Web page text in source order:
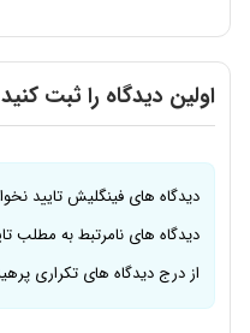
اولین دیدگاه را ثبت کنید
دیدگاه های فینگلیش تایید
دیدگاه های نامرتبط به مطلب
از درج دیدگاه های تکراری